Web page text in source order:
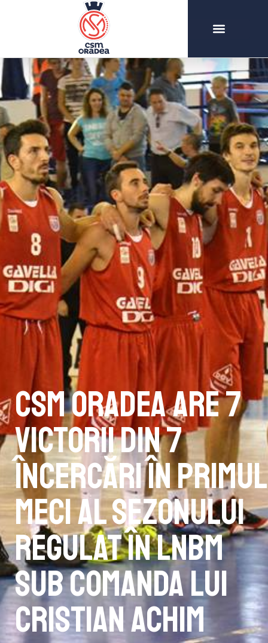
CSM Oradea are 7
victorii din 7
încercări în primul
meci al sezonului
regulat în LNBM
sub comanda lui
Cristian Achim